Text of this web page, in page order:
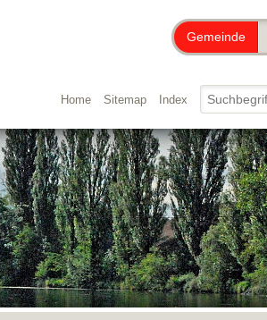
Gemeinde
Home Sitemap Index